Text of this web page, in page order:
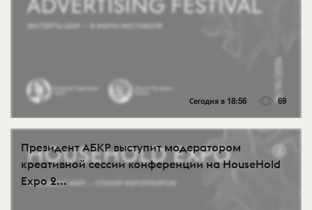
Сегодня в 18:56 69
Президент АБКР выступит модератором
креативной сессии конференции на HouseHold
Expo 2...